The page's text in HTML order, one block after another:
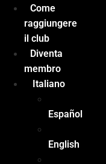
Come
raggiungere
il club
Diventa
membro
Italiano
Español
English